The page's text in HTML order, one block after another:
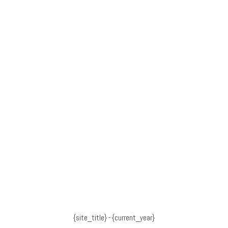
{site_title} - {current_year}